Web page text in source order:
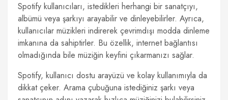
Spotify kullanıcıları, istedikleri herhangi bir sanatçıyı,
albümü veya şarkıyı arayabilir ve dinleyebilirler. Ayrıca,
kullanıcılar müzikleri indirerek çevrimdışı modda dinleme
imkanına da sahiptirler. Bu özellik, internet bağlantısı
olmadığında bile müziğin keyfini çıkarmanızı sağlar.
Spotify, kullanıcı dostu arayüzü ve kolay kullanımıyla da
dikkat çeker. Arama çubuğuna istediğiniz şarkı veya